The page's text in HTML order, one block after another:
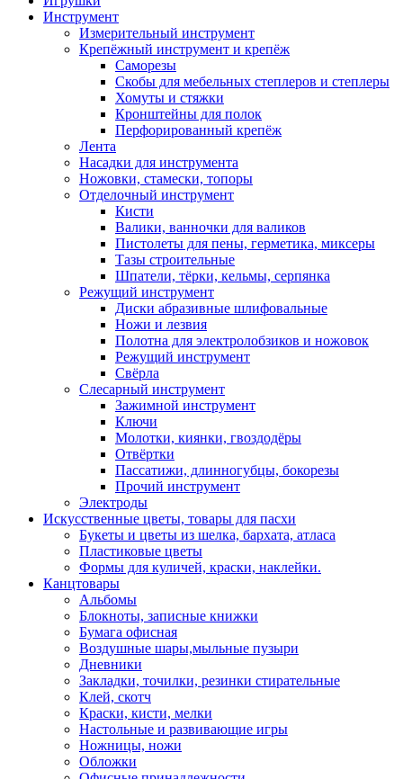
Инструмент
Измерительный инструмент
Крепёжный инструмент и крепёж
Саморезы
Скобы для мебельных степлеров и степлеры
Хомуты и стяжки
Кронштейны для полок
Перфорированный крепёж
Лента
Насадки для инструмента
Ножовки, стамески, топоры
Отделочный инструмент
Кисти
Валики, ванночки для валиков
Пистолеты для пены, герметика, миксеры
Тазы строительные
Шпатели, тёрки, кельмы, серпянка
Режущий инструмент
Диски абразивные шлифовальные
Ножи и лезвия
Полотна для электролобзиков и ножовок
Режущий инструмент
Свёрла
Слесарный инструмент
Зажимной инструмент
Ключи
Молотки, киянки, гвоздодёры
Отвёртки
Пассатижи, длинногубцы, бокорезы
Прочий инструмент
Электроды
Искусственные цветы, товары для пасхи
Букеты и цветы из шелка, бархата, атласа
Пластиковые цветы
Формы для куличей, краски, наклейки.
Канцтовары
Альбомы
Блокноты, записные книжки
Бумага офисная
Воздушные шары,мыльные пузыри
Дневники
Закладки, точилки, резинки стирательные
Клей, скотч
Краски, кисти, мелки
Настольные и развивающие игры
Ножницы, ножи
Обложки